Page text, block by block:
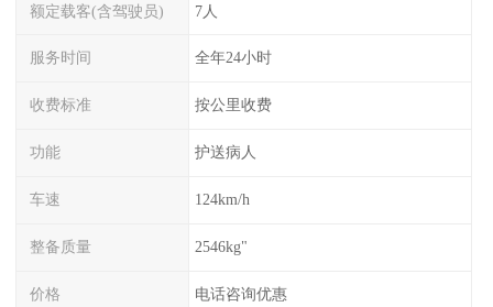
额定载客(含驾驶员) 7人
服务时间 全年24小时
收费标准 按公里收费
功能 护送病人
车速 124km/h
整备质量 2546kg"
价格 电话咨询优惠